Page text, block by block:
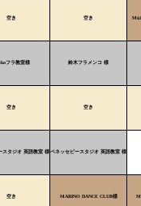
空き 空き
フラ教室様 鈴木フラメンコ 様
空き 空き
スタジオ 英語教室 様ベネッセビースタジオ 英語教室 様
空き MARINO DANCE CLUB様